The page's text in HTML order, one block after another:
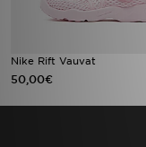
Nike Rift Vauvat
50,00€